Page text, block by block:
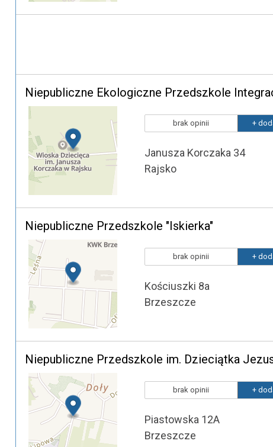
Niepubliczne Ekologiczne Przedszkole
brak opinii +
Janusza Korczaka 34
Rajsko
Niepubliczne Przedszkole "Iskierka"
brak opinii +
Kościuszki 8a
Brzeszcze
Niepubliczne Przedszkole im. Dzieciątka
brak opinii +
Piastowska 12A
Brzeszcze